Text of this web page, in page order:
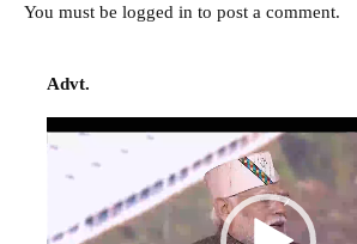
You must be logged in to post a comment.
Advt.
Video